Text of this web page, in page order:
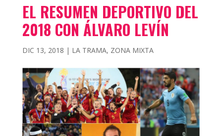
EL RESUMEN DEPORTIVO DEL
2018 CON ÁLVARO LEVÍN
DIC 13, 2018 | LA TRAMA, ZONA MIXTA